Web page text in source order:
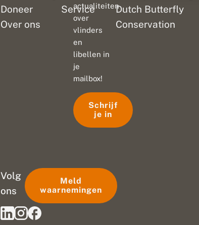
Doneer
Over ons
Service
Dutch Butterfly
Conservation
actualiteiten
over
vlinders
en
libellen in
je
mailbox!
Schrijf
je in
Volg
ons
Meld
waarnemingen